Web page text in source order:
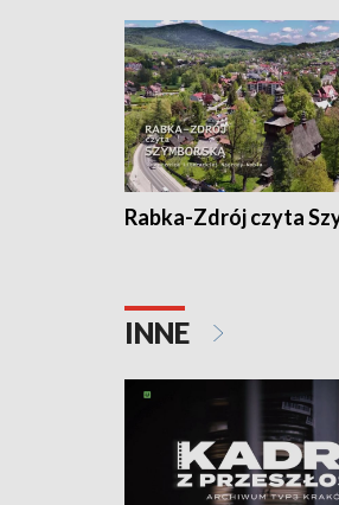
Rabka-Zdrój czyta
INNE